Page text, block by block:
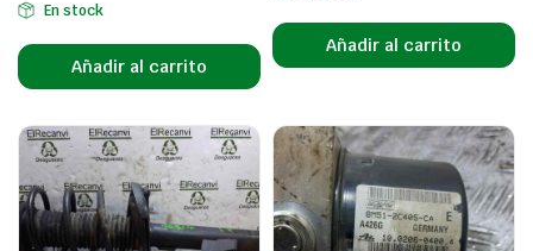
En stock
Añadir al carrito
Añadir al carrito